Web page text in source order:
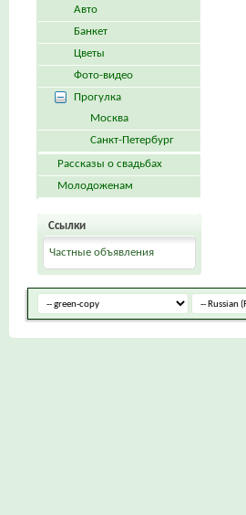
Авто
Банкет
Цветы
Фото-видео
Прогулка
Москва
Санкт-Петербург
Рассказы о свадьбах
Молодоженам
Ссылки
Частные объявления